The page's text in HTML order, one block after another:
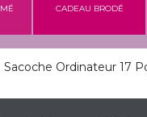
CADEAU BRODÉ
Sacoche Ordinateur 17